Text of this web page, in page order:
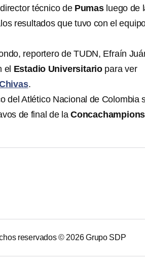
técnico de Pumasluego de
resultados que tuvo con el
reportero de TUDN, Efraín
el Estadio Universitario para ver
.
del Atlético Nacional de Colombia
de final de laConcachampions
reservados © 2026Grupo SDP